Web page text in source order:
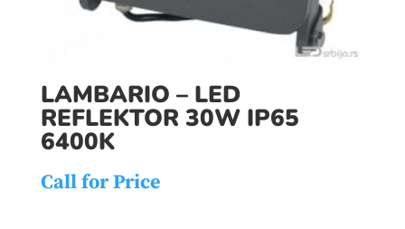
LAMBARIO – LED
REFLEKTOR 30W IP65
6400K
Call for Price